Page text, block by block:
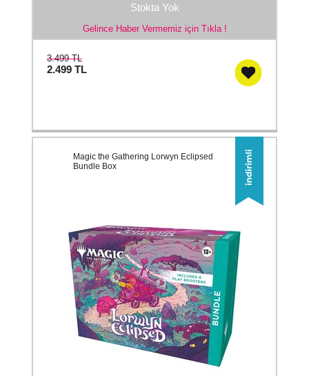
Stokta Yok
Gelince Haber Vermemiz için Tıkla !
3.499 TL
2.499 TL
Magic the Gathering Lorwyn Eclipsed
Bundle Box